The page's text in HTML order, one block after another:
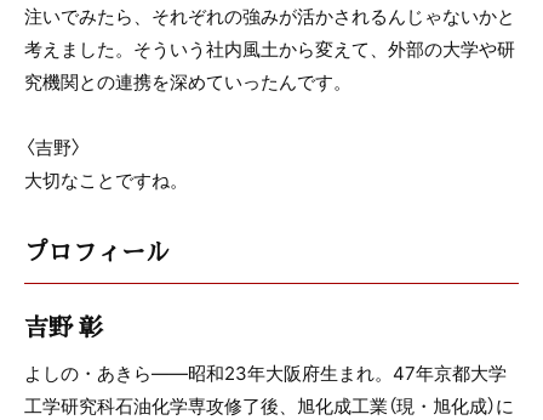
注いでみたら、それぞれの強みが活かされるんじゃないかと
考えました。そういう社内風土から変えて、外部の大学や研
究機関との連携を深めていったんです。
〈吉野〉
大切なことですね。
プロフィール
吉野 彰
よしの・あきら――昭和23年大阪府生まれ。47年京都大学
工学研究科石油化学専攻修了後、旭化成工業（現・旭化成）に